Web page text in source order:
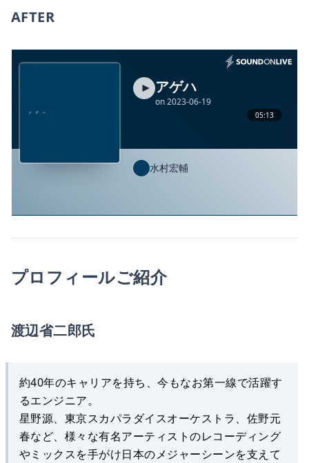
AFTER
プロフィールご紹介
渡辺省二郎氏
約40年のキャリアを持ち、今もなお第一線で活躍す
るエンジニア。
星野源、東京スカパラダイスオーケストラ、佐野元
春など、様々な有名アーティストのレコーディング
やミックスを手がけ日本のメジャーシーンを支えて